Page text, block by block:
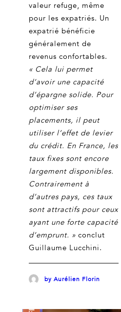
valeur refuge, même
pour les expatriés. Un
expatrié bénéficie
généralement de
revenus confortables.
« Cela lui permet
d’avoir une capacité
d’épargne solide. Pour
optimiser ses
placements, il peut
utiliser l’effet de levier
du crédit. En France, les
taux fixes sont encore
largement disponibles.
Contrairement à
d’autres pays, ces taux
sont attractifs pour ceux
ayant une forte capacité
d’emprunt. » conclut
Guillaume Lucchini.
by Aurélien Florin